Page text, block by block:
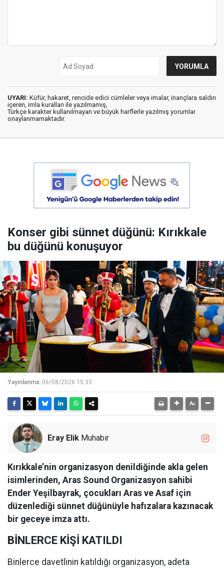
UYARI: Küfür, hakaret, rencide edici cümleler veya imalar, inançlara saldırı
içeren, imla kuralları ile yazılmamış,
Türkçe karakter kullanılmayan ve büyük harflerle yazılmış yorumlar
onaylanmamaktadır.
Konser gibi sünnet düğünü: Kırıkkale
bu düğünü konuşuyor
Yayınlanma: 06/08/2026 15:33
Eray Elik Muhabir
Kırıkkale’nin organizasyon denildiğinde akla gelen
isimlerinden, Aras Sound Organizasyon sahibi
Ender Yeşilbayrak, çocukları Aras ve Asaf için
düzenlediği sünnet düğünüyle hafızalara kazınacak
bir geceye imza attı.
BİNLERCE KİŞİ KATILDI
Binlerce davetlinin katıldığı organizasyon, adeta